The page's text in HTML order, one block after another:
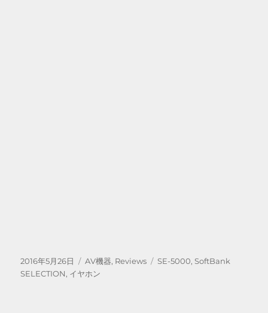
投
稿
2016年5月26日
カ
テ
AV機器, Reviews
タ
SE-5000,SoftBank
SELECTION, イヤホン